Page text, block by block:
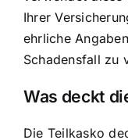
Ihrer
ehrliche
Schadensfall zu
Was deckt
Die Teilkasko